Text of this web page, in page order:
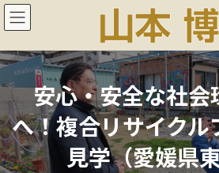
コ
ン
ン
ツ
へ
ス
キ
ッ
プ
ナ
ビ
ー
シ
ョ
ン
に
移
動
安心・安全な社会
へ！複合リサイクル
見学（愛媛県